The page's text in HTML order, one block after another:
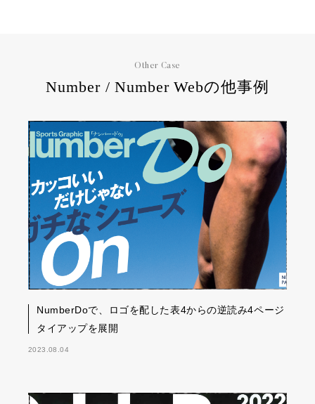
Other Case
Number / Number Webの他事例
NumberDoで、ロゴを配した表4からの逆読み4ページ
タイアップを展開
2023.08.04